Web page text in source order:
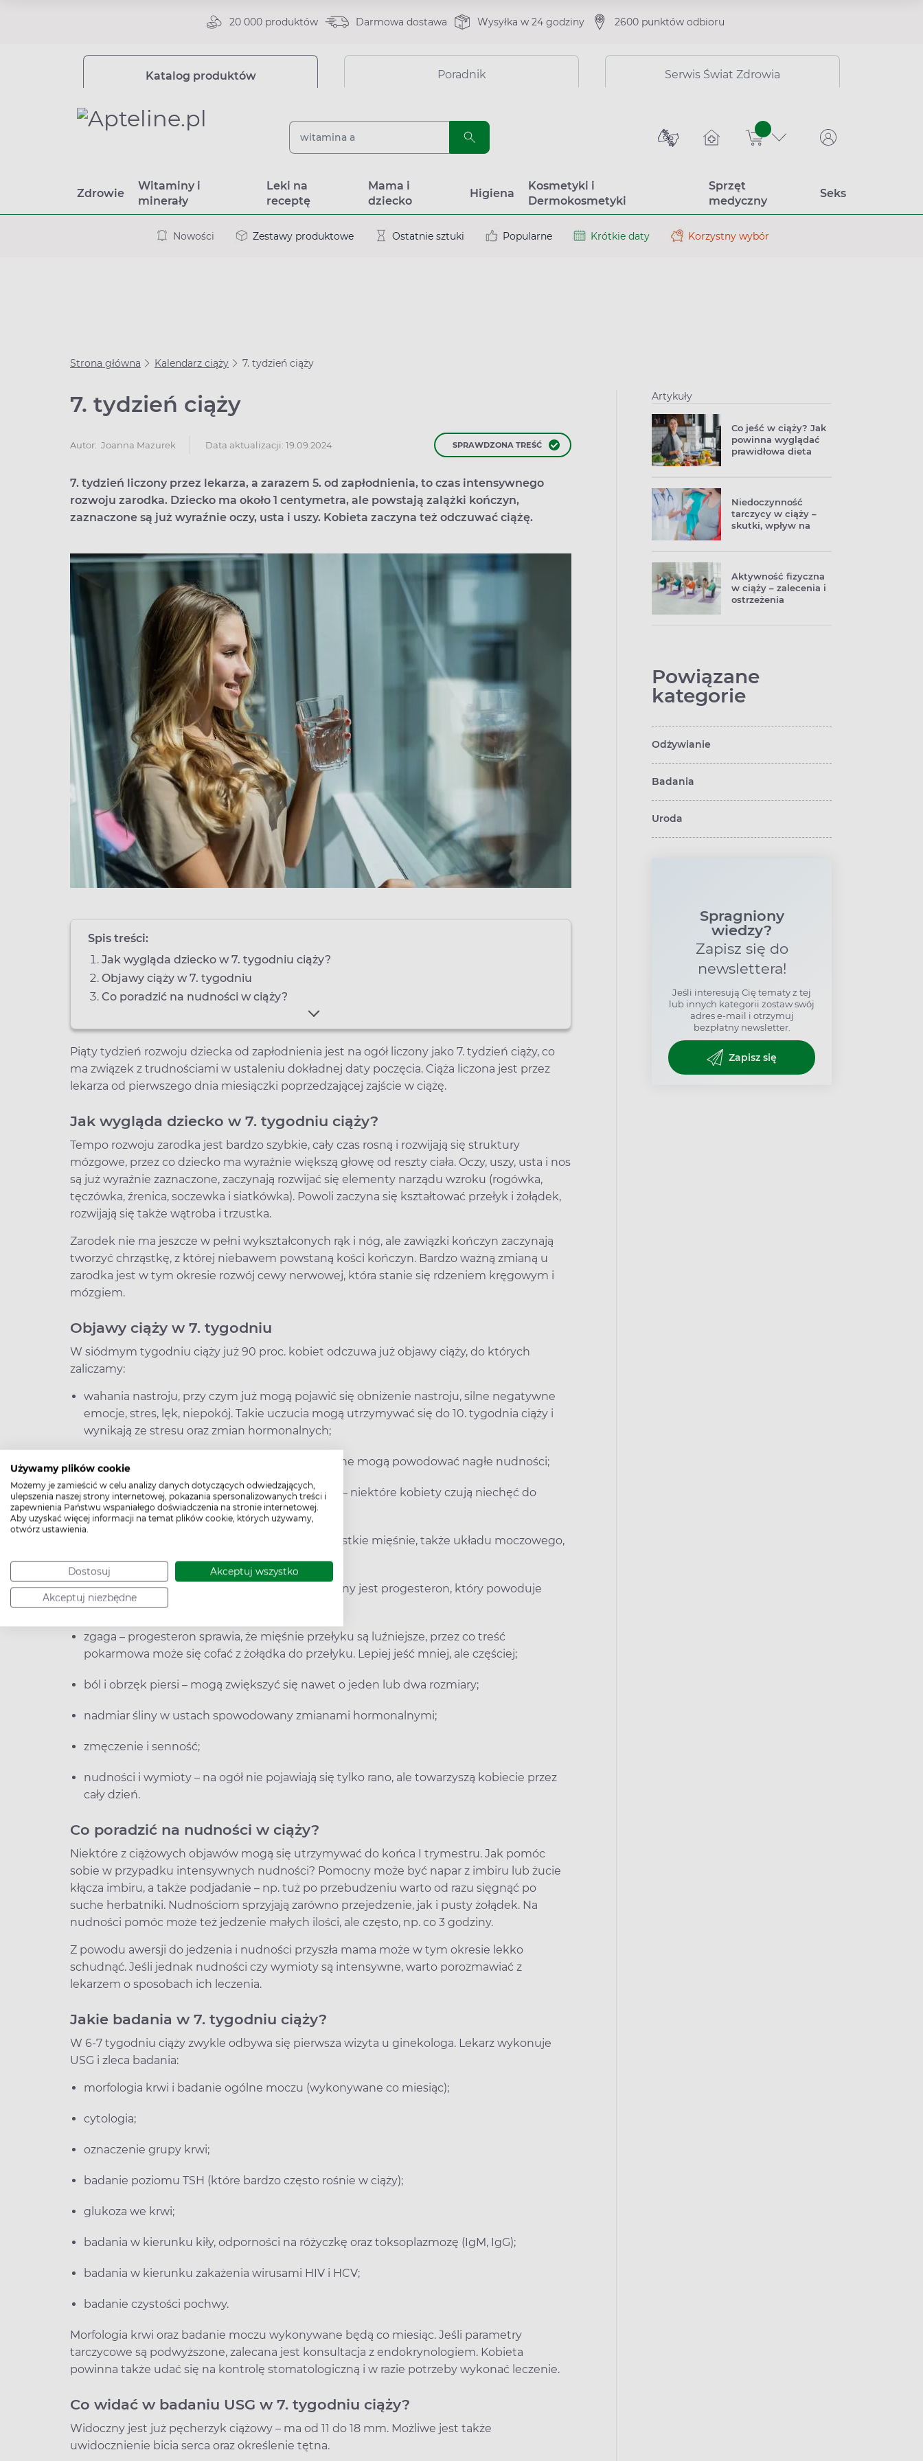
Używamy plików cookie
Możemy je zamieścić w celu analizy danych dotyczących odwiedzających,
ulepszenia naszej strony internetowej, pokazania spersonalizowanych treści i
zapewnienia Państwu wspaniałego doświadczenia na stronie internetowej.
Aby uzyskać więcej informacji na temat plików cookie, których używamy,
otwórz ustawienia.
Dostosuj Akceptuj wszystko
Akceptuj niezbędne
20 000 produktów Darmowa dostawa Wysyłka w 24 godziny 2600 punktów odbioru
Katalog produktów Poradnik Serwis Świat Zdrowia
sztuk
Zdrowie
Witaminy i
minerały
Leki na
receptę
Mama i
dziecko
Higiena
Kosmetyki i
Dermokosmetyki
Sprzęt
medyczny
Seks
Nowości Zestawy produktowe Ostatnie sztuki Popularne Krótkie daty Korzystny wybór
Strona główna Kalendarz ciąży 7. tydzień ciąży
7. tydzień ciąży
Autor: Joanna Mazurek Data aktualizacji: 19.09.2024 SPRAWDZONA TREŚĆ
7. tydzień liczony przez lekarza, a zarazem 5. od zapłodnienia, to czas intensywnego
rozwoju zarodka. Dziecko ma około 1 centymetra, ale powstają zalążki kończyn,
zaznaczone są już wyraźnie oczy, usta i uszy. Kobieta zaczyna też odczuwać ciążę.
Spis treści:
Jak wygląda dziecko w 7. tygodniu ciąży?
Objawy ciąży w 7. tygodniu
Co poradzić na nudności w ciąży?
Piąty tydzień rozwoju dziecka od zapłodnienia jest na ogół liczony jako 7. tydzień ciąży, co
ma związek z trudnościami w ustaleniu dokładnej daty poczęcia. Ciąża liczona jest przez
lekarza od pierwszego dnia miesiączki poprzedzającej zajście w ciążę.
Jak wygląda dziecko w 7. tygodniu ciąży?
Tempo rozwoju zarodka jest bardzo szybkie, cały czas rosną i rozwijają się struktury
mózgowe, przez co dziecko ma wyraźnie większą głowę od reszty ciała. Oczy, uszy, usta i nos
są już wyraźnie zaznaczone, zaczynają rozwijać się elementy narządu wzroku (rogówka,
tęczówka, źrenica, soczewka i siatkówka). Powoli zaczyna się kształtować przełyk i żołądek,
rozwijają się także wątroba i trzustka.
Zarodek nie ma jeszcze w pełni wykształconych rąk i nóg, ale zawiązki kończyn zaczynają
tworzyć chrząstkę, z której niebawem powstaną kości kończyn. Bardzo ważną zmianą u
zarodka jest w tym okresie rozwój cewy nerwowej, która stanie się rdzeniem kręgowym i
mózgiem.
Objawy ciąży w 7. tygodniu
W siódmym tygodniu ciąży już 90 proc. kobiet odczuwa już objawy ciąży, do których
zaliczamy:
wahania nastroju, przy czym już mogą pojawić się obniżenie nastroju, silne negatywne
emocje, stres, lęk, niepokój. Takie uczucia mogą utrzymywać się do 10. tygodnia ciąży i
wynikają ze stresu oraz zmian hormonalnych;
wyostrzony węch – zapachy do tej pory neutralne mogą powodować nagłe nudności;
awersja do jedzenia lub zachcianki żywieniowe – niektóre kobiety czują niechęć do
poszczególnych typów potraw, np. tłustych;
parcie na pęcherz – progesteron rozluźnia wszystkie mięśnie, także układu moczowego,
stąd potrzeba częstszego korzystania z toalety;
zaparcia, wzdęcia – za nie również odpowiedzialny jest progesteron, który powoduje
spowolnienie trawienia;
zgaga – progesteron sprawia, że mięśnie przełyku są luźniejsze, przez co treść
pokarmowa może się cofać z żołądka do przełyku. Lepiej jeść mniej, ale częściej;
ból i obrzęk piersi – mogą zwiększyć się nawet o jeden lub dwa rozmiary;
nadmiar śliny w ustach spowodowany zmianami hormonalnymi;
zmęczenie i senność;
nudności i wymioty – na ogół nie pojawiają się tylko rano, ale towarzyszą kobiecie przez
cały dzień.
Co poradzić na nudności w ciąży?
Niektóre z ciążowych objawów mogą się utrzymywać do końca I trymestru. Jak pomóc
sobie w przypadku intensywnych nudności? Pomocny może być napar z imbiru lub żucie
kłącza imbiru, a także podjadanie – np. tuż po przebudzeniu warto od razu sięgnąć po
suche herbatniki. Nudnościom sprzyjają zarówno przejedzenie, jak i pusty żołądek. Na
nudności pomóc może też jedzenie małych ilości, ale często, np. co 3 godziny.
Z powodu awersji do jedzenia i nudności przyszła mama może w tym okresie lekko
schudnąć. Jeśli jednak nudności czy wymioty są intensywne, warto porozmawiać z
lekarzem o sposobach ich leczenia.
Jakie badania w 7. tygodniu ciąży?
W 6-7 tygodniu ciąży zwykle odbywa się pierwsza wizyta u ginekologa. Lekarz wykonuje
USG i zleca badania:
morfologia krwi i badanie ogólne moczu (wykonywane co miesiąc);
cytologia;
oznaczenie grupy krwi;
badanie poziomu TSH (które bardzo często rośnie w ciąży);
glukoza we krwi;
badania w kierunku kiły, odporności na różyczkę oraz toksoplazmozę (IgM, IgG);
badania w kierunku zakażenia wirusami HIV i HCV;
badanie czystości pochwy.
Morfologia krwi oraz badanie moczu wykonywane będą co miesiąc. Jeśli parametry
tarczycowe są podwyższone, zalecana jest konsultacja z endokrynologiem. Kobieta
powinna także udać się na kontrolę stomatologiczną i w razie potrzeby wykonać leczenie.
Co widać w badaniu USG w 7. tygodniu ciąży?
Widoczny jest już pęcherzyk ciążowy – ma od 11 do 18 mm. Możliwe jest także
uwidocznienie bicia serca oraz określenie tętna.
Artykuły
Co jeść w ciąży? Jak
powinna wyglądać
prawidłowa dieta
Niedoczynność
tarczycy w ciąży –
skutki, wpływ na
Aktywność fizyczna
w ciąży – zalecenia i
ostrzeżenia
Powiązane
kategorie
Odżywianie
Badania
Uroda
Spragniony
wiedzy?
Zapisz się do
newslettera!
Jeśli interesują Cię tematy z tej
lub innych kategorii zostaw swój
adres e-mail i otrzymuj
bezpłatny newsletter.
Zapisz się